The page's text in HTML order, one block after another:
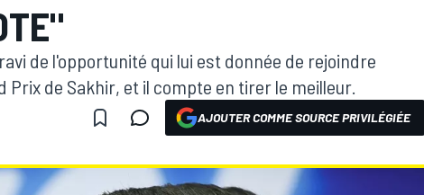
de l'opportunité qui lui est donnée de rejoindre
Prix de Sakhir, et il compte en tirer le meilleur.
AJOUTER COMME SOURCE PRIVILÉGIÉE